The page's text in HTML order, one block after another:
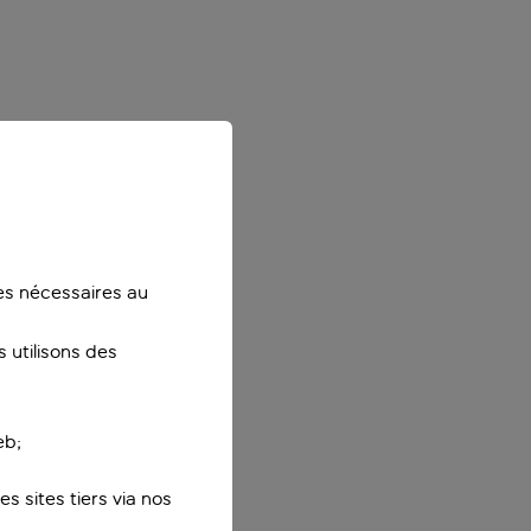
nécessaires au
utilisons des
sites tiers via nos